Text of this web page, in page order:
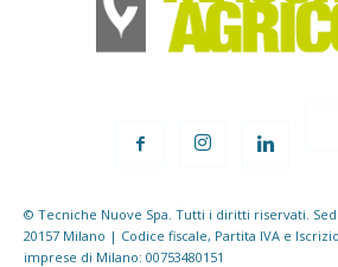
© Tecniche Nuove Spa. Tutti i diritti riservati.
20157 Milano | Codice fiscale, Partita IVA e
imprese di Milano: 00753480151